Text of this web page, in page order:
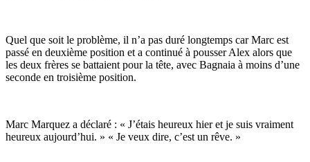
Quel que soit le problème, il n’a pas duré longtemps car Marc est
passé en deuxième position et a continué à pousser Alex alors que
les deux frères se battaient pour la tête, avec Bagnaia à moins d’une
seconde en troisième position.
Marc Marquez a déclaré : « J’étais heureux hier et je suis vraiment
heureux aujourd’hui. » « Je veux dire, c’est un rêve. »